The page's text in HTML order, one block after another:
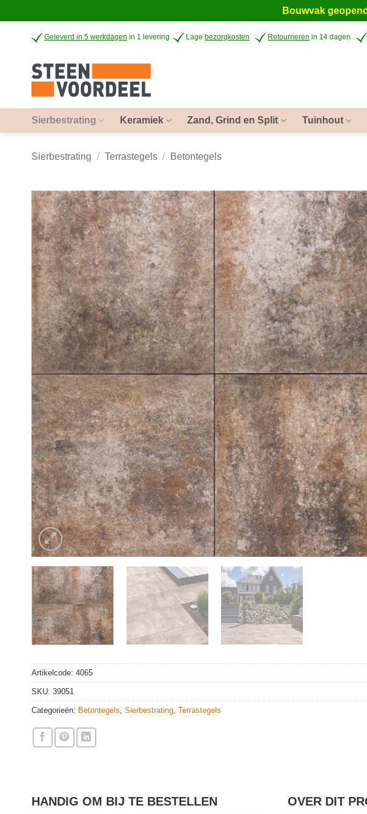
Bouwvak
Geleverd in 5 werkdagen in 1 levering Lage bezorgkosten Retourneren in 14 dagen
Sierbestrating Keramiek Zand, Grind en Split Tuinhout
Sierbestrating / Terrastegels / Betontegels
Artikelcode: 4065
SKU: 39051
Categorieën: Betontegels, Sierbestrating, Terrastegels
HANDIG OM BIJ TE BESTELLEN OVER DIT